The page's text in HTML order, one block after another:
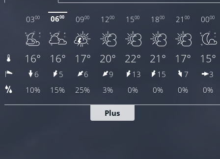
0300 0600 0900 1200 1500 1800 2100 0000
16° 16° 17° 20° 22° 21° 17° 15°
6 5 6 9 13 15 7
3
10%
15% 25% 3% 0% 0% 0% 0%
Plus